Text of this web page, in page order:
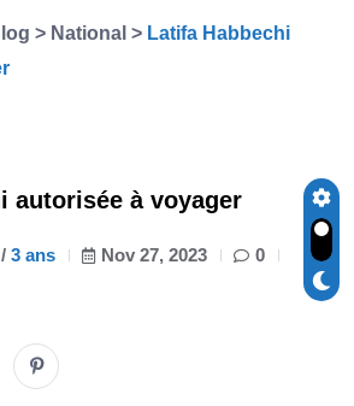
> National > Latifa Habbechi
autorisée à voyager
3 ans Nov 27, 2023
0